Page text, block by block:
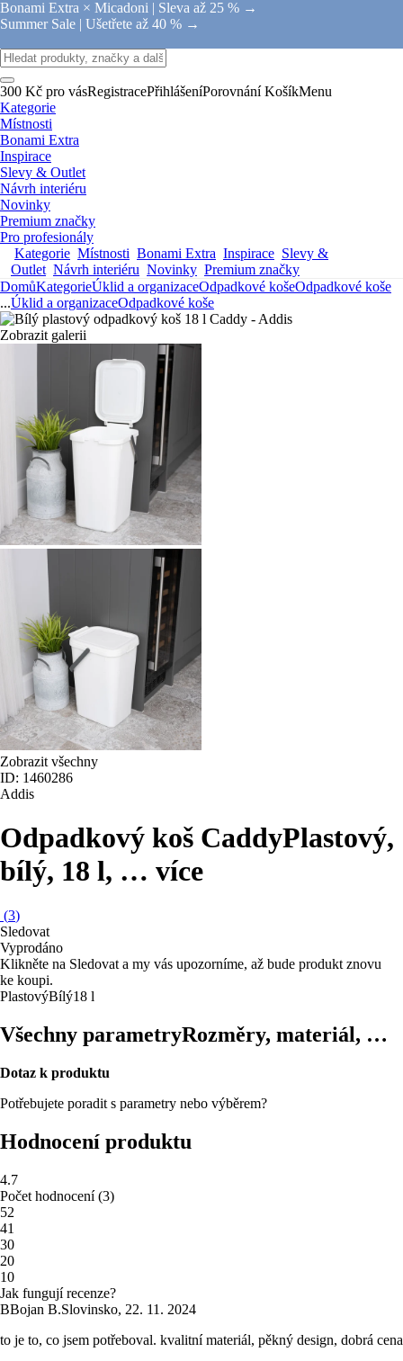
Bonami Extra × Micadoni | Sleva až 25 % →
Summer Sale | Ušetřete až 40 % →
300 Kč pro vásRegistracePřihlášeníPorovnání KošíkMenu
Kategorie
Místnosti
Bonami Extra
Inspirace
Slevy & Outlet
Návrh interiéru
Novinky
Premium značky
Pro profesionály
Kategorie Místnosti Bonami Extra Inspirace Slevy &
Outlet Návrh interiéru Novinky Premium značky
DomůKategorieÚklid a organizaceOdpadkové košeOdpadkové koše
...Úklid a organizaceOdpadkové koše
Zobrazit galerii
Zobrazit všechny
ID: 1460286
Addis
Odpadkový koš CaddyPlastový,
bílý, 18 l, … více
(3)
Sledovat
Vyprodáno
Klikněte na Sledovat a my vás upozorníme, až bude produkt znovu
ke koupi.
PlastovýBílý18 l
Všechny parametryRozměry, materiál, …
Dotaz k produktu
Potřebujete poradit s parametry nebo výběrem?
Hodnocení produktu
4.7
Počet hodnocení(3)
52
41
30
20
10
Jak fungují recenze?
BBojan B.Slovinsko, 22. 11. 2024
to je to, co jsem potřeboval. kvalitní materiál, pěkný design, dobrá cena